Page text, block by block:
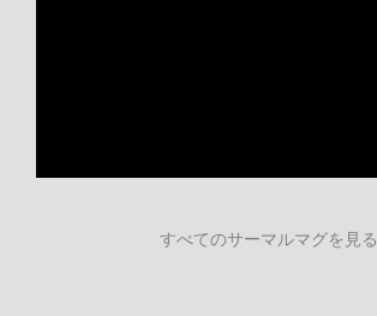
すべてのサーマルマグを見る